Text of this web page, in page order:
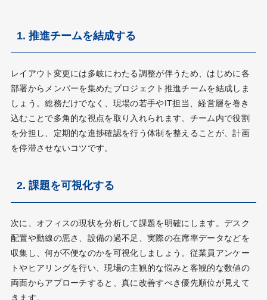
1. 推進チームを結成する
レイアウト変更には多岐にわたる調整が伴うため、はじめに各
部署からメンバーを集めたプロジェクト推進チームを結成しま
しょう。総務だけでなく、現場の若手やIT担当、経営層を巻き
込むことで多角的な視点を取り入れられます。チーム内で役割
を分担し、定期的な進捗確認を行う体制を整えることが、計画
を停滞させないコツです。
2. 課題を可視化する
次に、オフィスの現状を分析して課題を明確にします。デスク
配置や動線の悪さ、設備の過不足、実際の在席率データなどを
収集し、何が不便なのかを可視化しましょう。従業員アンケー
トやヒアリングを行い、現場の主観的な悩みと客観的な数値の
両面からアプローチすると、真に改善すべき優先順位が見えて
きます。